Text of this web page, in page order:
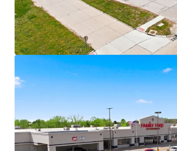
2639 Avenue L, Fort Madison, IA, 52627,
€ 3.026.000 | 1.377 m²
Retalho